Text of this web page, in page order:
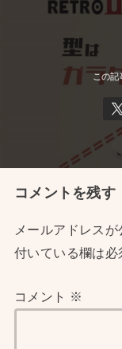
コメントを残す
メールアドレス
付いている欄は必
コメント ※